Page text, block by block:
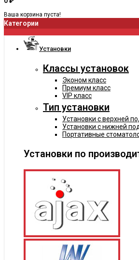
Ваша корзина пуста!
Категории
Установки
Классы установок
Эконом класс
Премиум класс
VIP класс
Тип установки
Установки с верхней
Установки с нижней
Портативные
Установки по